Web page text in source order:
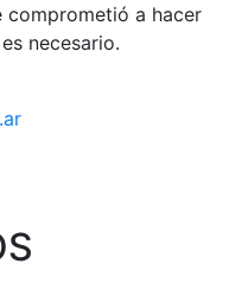
comprometió a hacer
necesario.